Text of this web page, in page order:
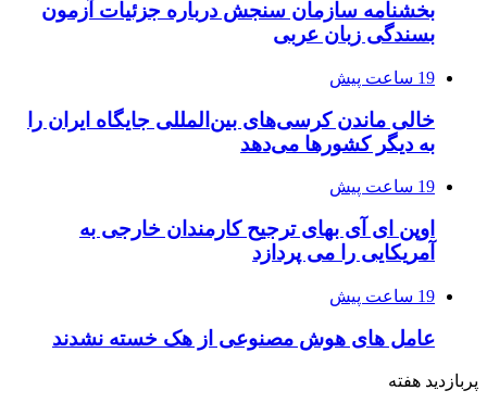
بخشنامه سازمان سنجش درباره جزئیات آزمون
بسندگی زبان عربی
19 ساعت پیش
خالی ماندن کرسی‌های بین‌المللی جایگاه ایران را
به دیگر کشورها می‌دهد
19 ساعت پیش
اوپن ای آی بهای ترجیح کارمندان خارجی به
آمریکایی را می پردازد
19 ساعت پیش
عامل های هوش مصنوعی از هک خسته نشدند
پربازدید هفته